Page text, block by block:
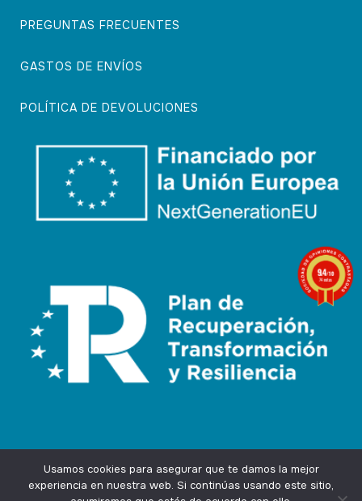
PREGUNTAS FRECUENTES
GASTOS DE ENVÍOS
POLÍTICA DE DEVOLUCIONES
Usamos cookies para asegurar que te damos la mejor
experiencia en nuestra web. Si continúas usando este sitio,
9.4/10
74 notas